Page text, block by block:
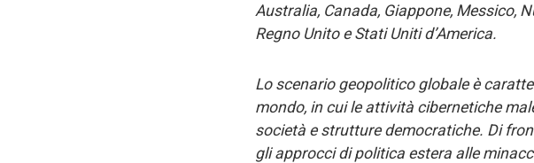
Australia, Canada, Giappone, Messico,
Regno Unito e Stati Uniti d’America.
Lo scenario geopolitico globale è
mondo, in cui le attività cibernetiche
società e strutture democratiche. Di
gli approcci di politica estera alle